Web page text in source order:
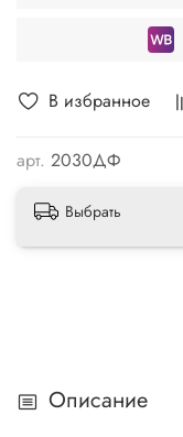
В избранное
арт. 2030ДФ
Выбрать
Описание